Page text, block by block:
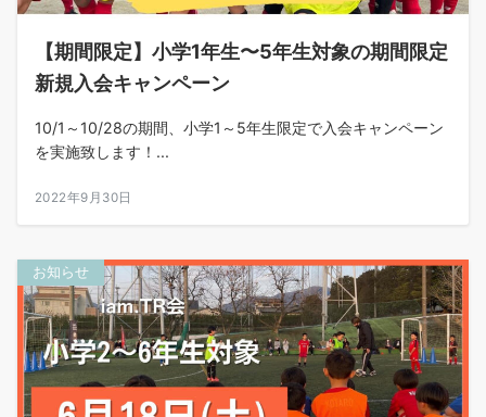
【期間限定】小学1年生〜5年生対象の期間限定
新規入会キャンペーン
10/1～10/28の期間、小学1～5年生限定で入会キャンペーン
を実施致します！...
2022年9月30日
お知らせ